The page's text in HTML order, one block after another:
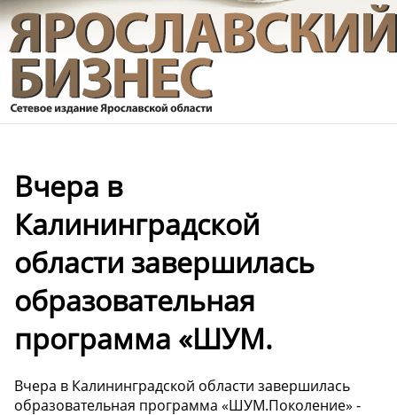
Вчера в
Калининградской
области завершилась
образовательная
программа «ШУМ.
Вчера в Калининградской области завершилась
образовательная программа «ШУМ.Поколение» -